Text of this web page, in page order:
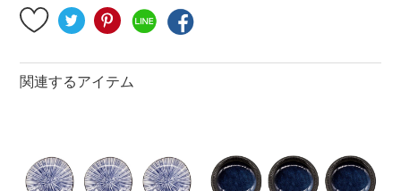
特集
カラー
機能性
関連するアイテム